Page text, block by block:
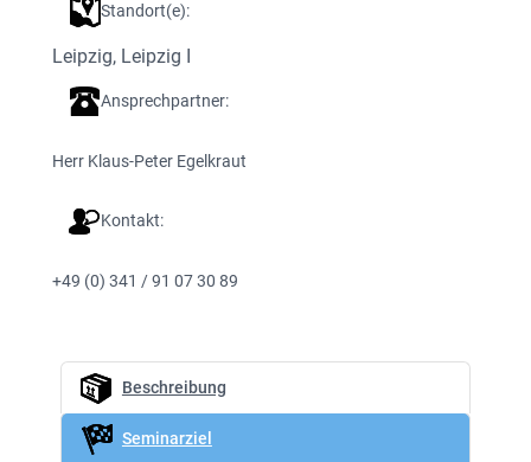
Standort(e):
Leipzig, Leipzig I
Ansprechpartner:
Herr Klaus-Peter Egelkraut
Kontakt:
+49 (0) 341 / 91 07 30 89
Beschreibung
Seminarziel